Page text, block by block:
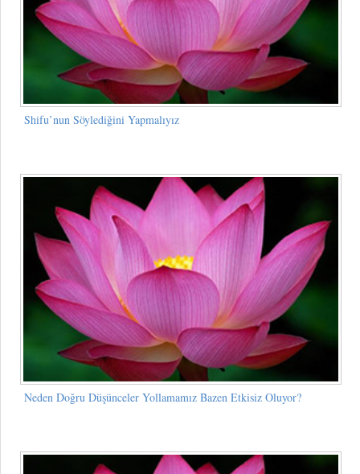
Shifu’nun Söylediğini Yapmalıyız
Neden Doğru Düşünceler Yollamamız Bazen Etkisiz Oluyor?